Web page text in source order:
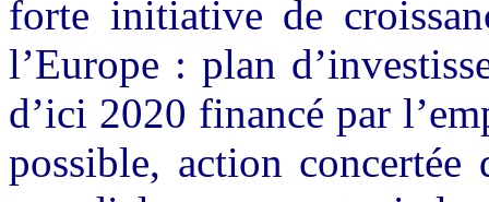
forte initiative de
l’Europe : plan
d’ici 2020 financé par
possible, action concertée